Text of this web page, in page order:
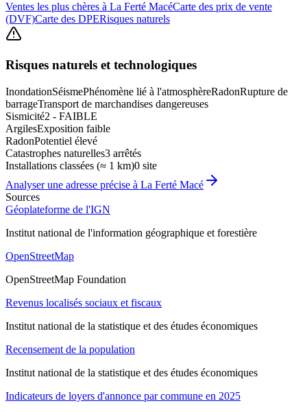
Ventes les plus chères à La Ferté MacéCarte des prix de vente
(DVF)Carte des DPERisques naturels
Risques naturels et technologiques
InondationSéismePhénomène lié à l'atmosphèreRadonRupture de
barrageTransport de marchandises dangereuses
Sismicité2 - FAIBLE
ArgilesExposition faible
RadonPotentiel élevé
Catastrophes naturelles3 arrêtés
Installations classées (≈ 1 km)0 site
Analyser une adresse précise à La Ferté Macé
Sources
Géoplateforme de l'IGN
Institut national de l'information géographique et forestière
OpenStreetMap
OpenStreetMap Foundation
Revenus localisés sociaux et fiscaux
Institut national de la statistique et des études économiques
Recensement de la population
Institut national de la statistique et des études économiques
Indicateurs de loyers d'annonce par commune en 2025